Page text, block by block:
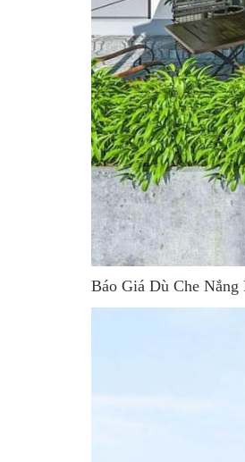
Báo Giá Dù Che